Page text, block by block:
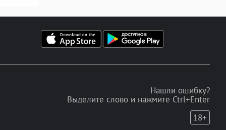
Нашли ошибку?
Выделите слово и нажмите Ctrl+Enter
18+